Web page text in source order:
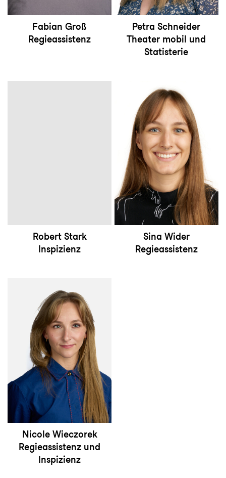
Fabian Groß
Regieassistenz
Petra Schneider
Theater mobil und
Statisterie
Robert Stark
Inspizienz
Sina Wider
Regieassistenz
Nicole Wieczorek
Regieassistenz und
Inspizienz